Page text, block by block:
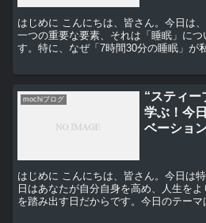
はじめに こんにちは、皆さん。今日は
一つの重要な要素、それは「睡眠」に
す。特に、なぜ「7時間30分の睡眠」が
mochiブログ
“スティー
学ぶ！今
ベーショ
はじめに こんにちは、皆さん。今日は
日はあなたが自分自身を高め、人生を
を踏み出す日だからです。今日のテーマ